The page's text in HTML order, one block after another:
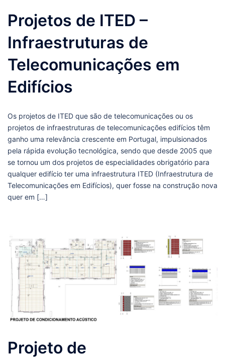
Projetos de ITED –
Infraestruturas de
Telecomunicações em
Edifícios
Os projetos de ITED que são de telecomunicações ou os
projetos de infraestruturas de telecomunicações edifícios têm
ganho uma relevância crescente em Portugal, impulsionados
pela rápida evolução tecnológica, sendo que desde 2005 que
se tornou um dos projetos de especialidades obrigatório para
qualquer edifício ter uma infraestrutura ITED (Infraestrutura de
Telecomunicações em Edifícios), quer fosse na construção nova
quer em […]
Projeto de